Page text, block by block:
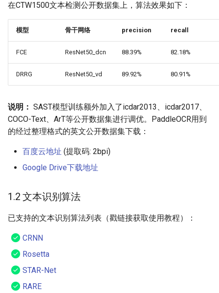
在CTW1500文本检测公开数据集上，算法效果如下：
模型 骨干网络 precision recall
FCE ResNet50_dcn 88.39% 82.18%
DRRG ResNet50_vd 89.92% 80.91%
说明： SAST模型训练额外加入了icdar2013、icdar2017、
COCO-Text、ArT等公开数据集进行调优。PaddleOCR用到
的经过整理格式的英文公开数据集下载：
百度云地址 (提取码: 2bpi)
Google Drive下载地址
1.2 文本识别算法
已支持的文本识别算法列表（戳链接获取使用教程）：
CRNN
Rosetta
STAR-Net
RARE